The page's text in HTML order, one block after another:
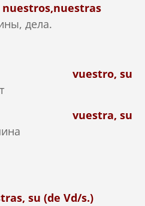
nuestros,nuestras
дела.
vuestro, su
vuestra, su
su (de Vd/s.)